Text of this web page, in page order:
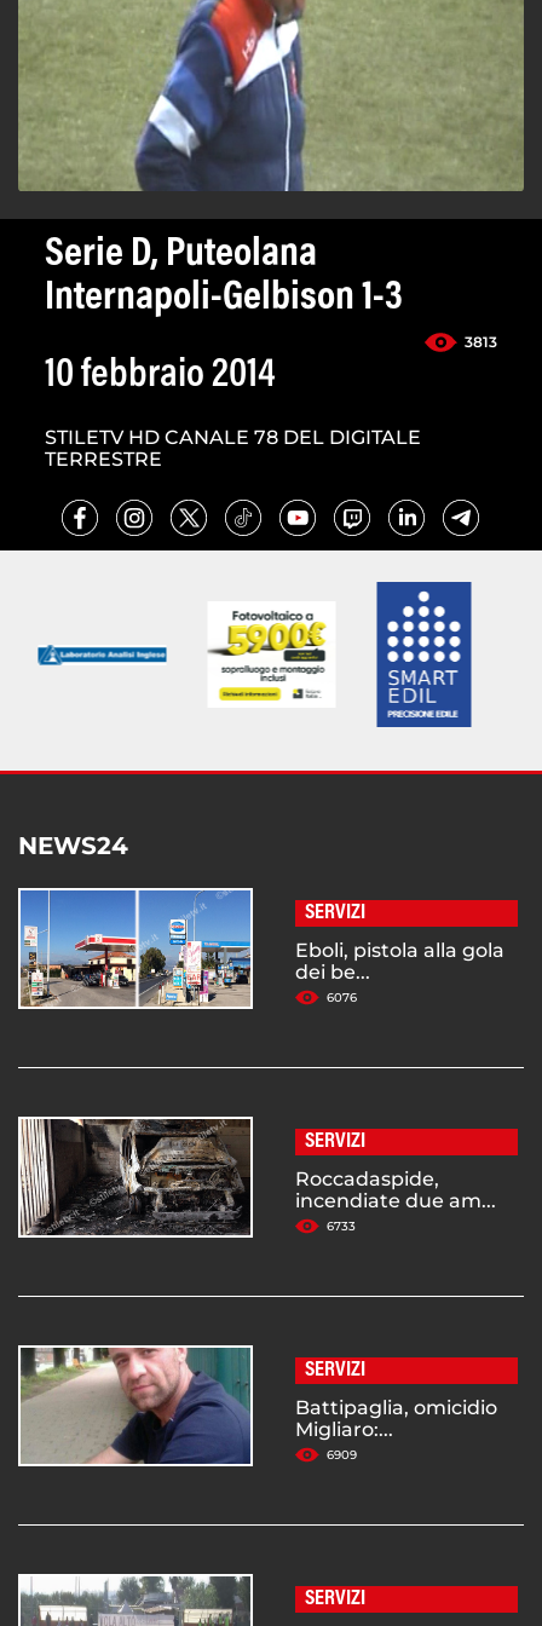
Serie D, Puteolana
Internapoli-Gelbison 1-3
3813
10 febbraio 2014
STILETV HD CANALE 78 DEL DIGITALE
TERRESTRE
NEWS24
SERVIZI
Eboli, pistola alla gola
dei be...
6076
SERVIZI
Roccadaspide,
incendiate due am...
6733
SERVIZI
Battipaglia, omicidio
Migliaro:...
6909
SERVIZI